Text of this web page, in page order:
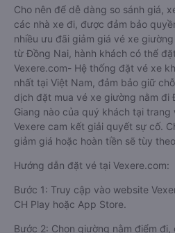
sau khi đặt vé xe đi An Phú - An
nằm giữa nhà xe với khách hàng
chưa được đảm bảo 100%.
Cho nên để dễ dàng so sánh giá,
các nhà xe đi, được đảm bảo
nhiều ưu đãi giảm giá vé xe
từ Đồng Nai, hành khách có thể
Vexere.com- Hệ thống đặt vé xe
nhất tại Việt Nam, đảm bảo giữ
dịch đặt mua vé xe giường nằm đi
Giang nào của quý khách tại trang
giảm giá hoặc hoàn tiền sẽ tùy